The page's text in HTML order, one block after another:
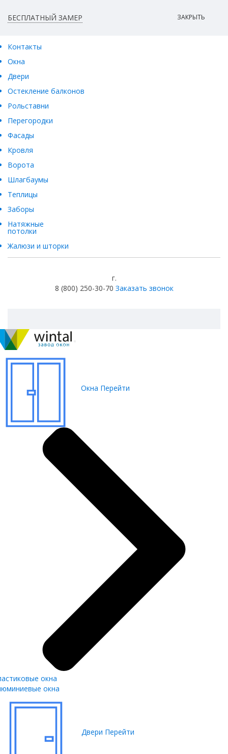
БЕСПЛАТНЫЙ ЗАМЕР ЗАКРЫТЬ
Контакты
Окна
Двери
Остекление балконов
Рольставни
Перегородки
Фасады
Кровля
Ворота
Шлагбаумы
Теплицы
Заборы
Натяжные
потолки
Жалюзи и шторки
г.
8 (800) 250-30-70 Заказать звонок
Окна Перейти
окна
окна
Двери Перейти